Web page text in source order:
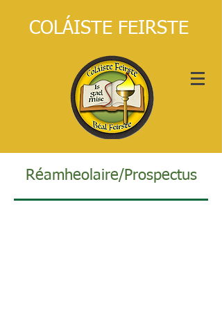
COLÁISTE FEIRSTE
Réamheolaire/Prospectus